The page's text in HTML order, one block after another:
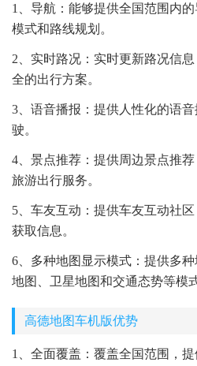
1、导航：能够提供全国范围内
模式和路线规划。
2、实时路况：实时更新路况信
全的出行方案。
3、语音播报：提供人性化的语
驶。
4、景点推荐：提供周边景点推
旅游出行服务。
5、车友互动：提供车友互动社区
获取信息。
6、多种地图显示模式：提供多
地图、卫星地图和交通态势等模式
高德地图车机版优势
1、全面覆盖：覆盖全国范围，